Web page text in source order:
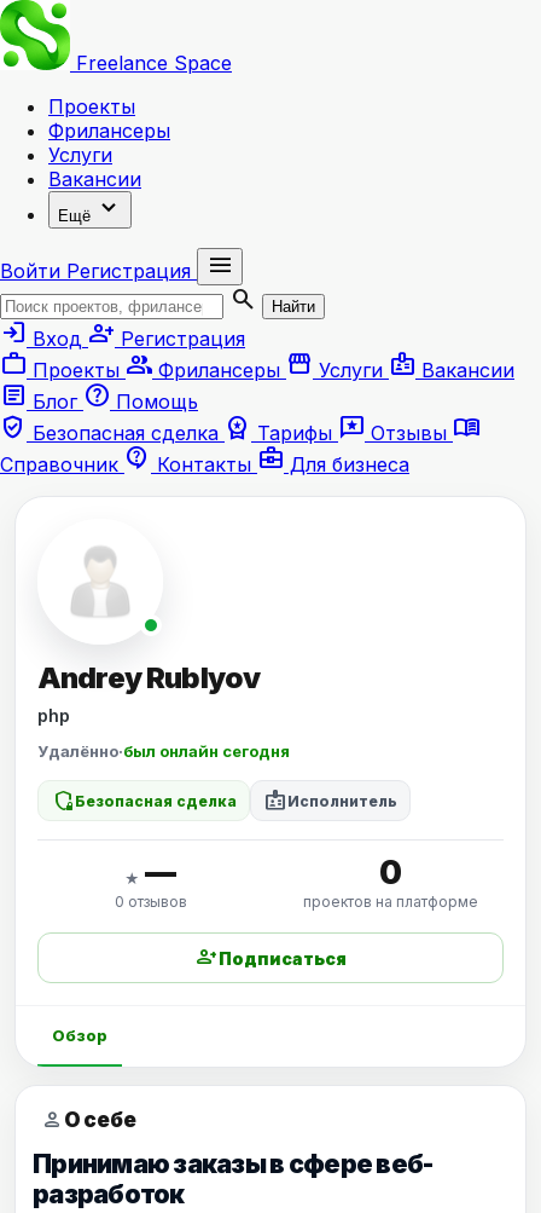
Freelance Space
Проекты
Фрилансеры
Услуги
Вакансии
Ещё expand_more
Войти Регистрация
menu
search
Найти
login Вход person_add Регистрация
work Проекты group Фрилансеры storefront Услуги badge Вакансии
article Блог help Помощь
verified_user Безопасная сделка workspace_premium Тарифы reviews Отзывы menu_book
Справочник contact_support Контакты business_center Для бизнеса
Andrey Rublyov
php
Удалённо·был онлайн сегодня
shield_locked Безопасная сделка badge Исполнитель
★ —
0 отзывов
0
проектов на платформе
person_addПодписаться
Обзор
person О себе
Принимаю заказы в сфере веб-
разработок